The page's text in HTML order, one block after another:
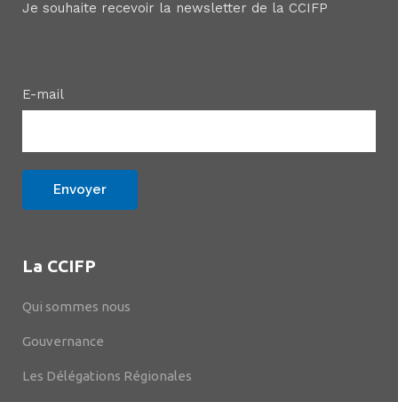
Je souhaite recevoir la newsletter de la CCIFP
E-mail
La CCIFP
Qui sommes nous
Gouvernance
Les Délégations Régionales